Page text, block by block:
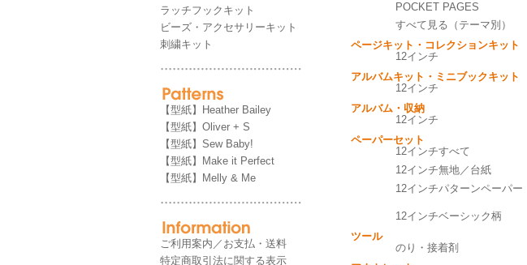
ラッチフックキット
ビーズ・アクセサリーキット
刺繍キット
【型紙】Heather Bailey
【型紙】Oliver + S
【型紙】Sew Baby!
【型紙】Make it Perfect
【型紙】Melly & Me
ご利用案内／お支払・送料
特定商取引法に関する表示
POCKET PAGES
すべて見る（テーマ別）
ページキット・コレクションキット
12インチ
アルバムキット・ミニブックキット
12インチ
アルバム・収納
12インチ
ペーパーセット
12インチすべて
12インチ無地／台紙
12インチパターンペーパー
12インチベーシック柄
ツール
のり・接着剤